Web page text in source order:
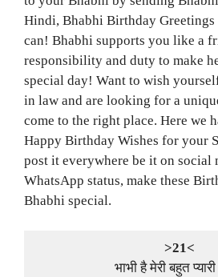
Hindi, Bhabhi Birthday Greetings
can! Bhabhi supports you like a
responsibility and duty to make
special day! Want to wish
in law and are looking for a
come to the right place. Here we
Happy Birthday Wishes for your
post it everywhere be it on social
WhatsApp status, make these
Bhabhi special.
>21<
भाभी है मेरी बहुत